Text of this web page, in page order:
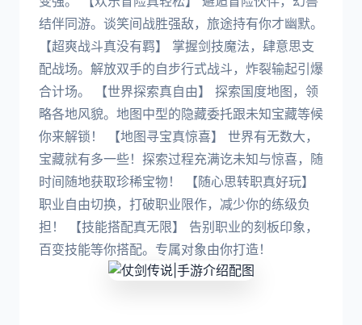
结伴同游。谈笑间战胜强敌，旅途持有你才幽默。
【超爽战斗真没有羁】 掌握剑技魔法，肆意思支
配战场。解放双手的自步行式战斗，炸裂输起引爆
合计场。 【世界探索真自由】 探索国度地图，领
略各地风貌。地图中型的隐藏委托跟未知宝藏等候
你来解锁！ 【地图寻宝真惊喜】 世界有无数大，
宝藏就有多一些！探索过程充满讫未知与惊喜，随
时间随地获取珍稀宝物！ 【随心思转职真好玩】
职业自由切换，打破职业限作，减少你的练级负
担！ 【技能搭配真无限】 告别职业的刻板印象，
百变技能等你搭配。专属对象由你打造！